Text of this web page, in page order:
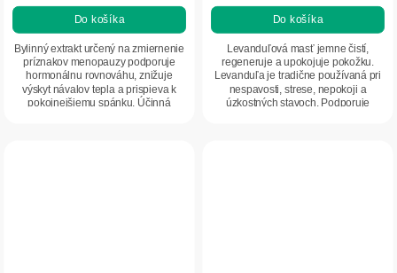
Do košíka
Bylinný extrakt určený na zmiernenie
príznakov menopauzy podporuje
hormonálnu rovnováhu, znižuje
výskyt návalov tepla a prispieva k
pokojnejšiemu spánku. Účinná
Do košíka
Levanduľová masť jemne čistí,
regeneruje a upokojuje pokožku.
Levanduľa je tradične používaná pri
nespavosti, strese, nepokoji a
úzkostných stavoch. Podporuje